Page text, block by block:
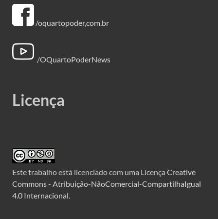
/oquartopoder,com.br
/OQuartoPoderNews
Licença
Este trabalho está licenciado com uma Licença Creative
Commons - Atribuição-NãoComercial-CompartilhaIgual
4.0 Internacional